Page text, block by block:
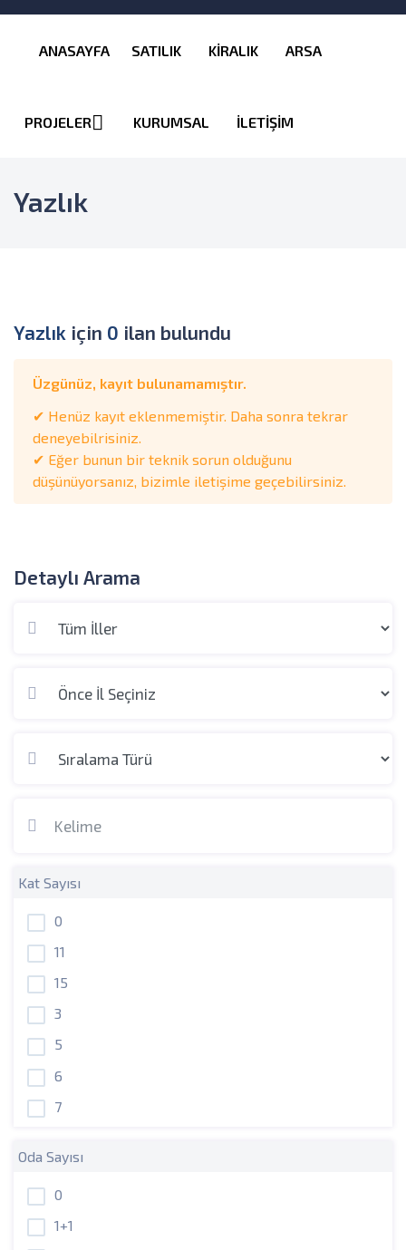
ANASAYFA SATILIK KİRALIK ARSA
PROJELER KURUMSAL İLETİŞİM
Yazlık
Yazlık için 0 ilan bulundu
Üzgünüz, kayıt bulunamamıştır.
✔ Henüz kayıt eklenmemiştir. Daha sonra tekrar
deneyebilrisiniz.
✔ Eğer bunun bir teknik sorun olduğunu
düşünüyorsanız, bizimle iletişime geçebilirsiniz.
Detaylı Arama
Kat Sayısı
0
11
15
3
5
6
7
Oda Sayısı
0
1+1